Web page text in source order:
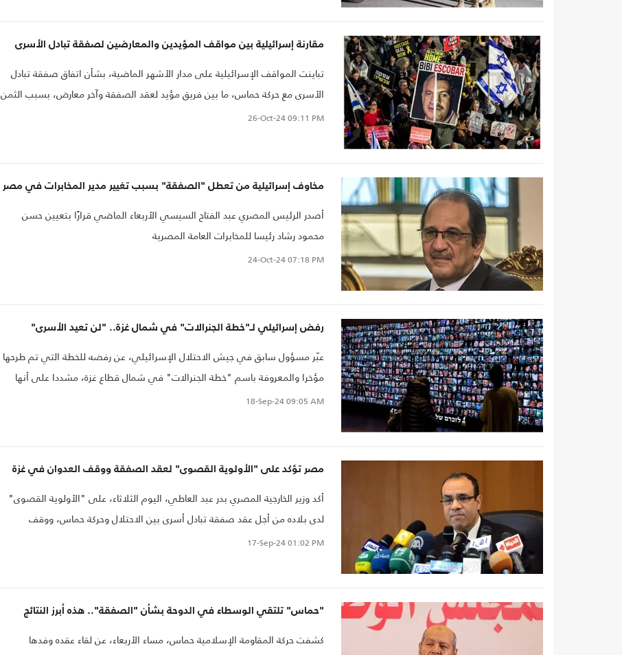
مقارنة إسرائيلية بين مواقف المؤيدين والمعارضين لصفقة تبادل الأسرى
تباينت المواقف الإسرائيلية على مدار الأشهر الماضية، بشأن اتفاق صفقة تبادل
الأسرى مع حركة حماس، ما بين فريق مؤيد لعقد الصفقة وآخر معارض، بسبب الثمن
المدفوع خلال هذه الصفقة..
26-Oct-2409:11 PM
مخاوف إسرائيلية من تعطل "الصفقة" بسبب تغيير مدير المخابرات في مصر
أصدر الرئيس المصري عبد الفتاح السيسي الأربعاء الماضي قرارًا بتعيين حسن
محمود رشاد رئيسا للمخابرات العامة المصرية
24-Oct-2407:18 PM
رفض إسرائيلي لـ"خطة الجنرالات" في شمال غزة.. "لن تعيد الأسرى"
عبّر مسؤول سابق في جيش الاحتلال الإسرائيلي، عن رفضه للخطة التي تم طرحها
مؤخرا والمعروفة باسم "خطة الجنرالات" في شمال قطاع غزة، مشددا على أنها
"غير قابلة للتنفيذ ولن تعيد الأسرى"..
18-Sep-2409:05 AM
مصر تؤكد على "الأولوية القصوى" لعقد الصفقة ووقف العدوان في غزة
أكد وزير الخارجية المصري بدر عبد العاطي، اليوم الثلاثاء، على "الأولوية القصوى"
لدى بلاده من أجل عقد صفقة تبادل أسرى بين الاحتلال وحركة حماس، ووقف
العدوان الإسرائيلي على قطاع غزة..
17-Sep-2401:02 PM
"حماس" تلتقي الوسطاء في الدوحة بشأن "الصفقة".. هذه أبرز النتائج
كشفت حركة المقاومة الإسلامية حماس، مساء الأربعاء، عن لقاء عقده وفدها